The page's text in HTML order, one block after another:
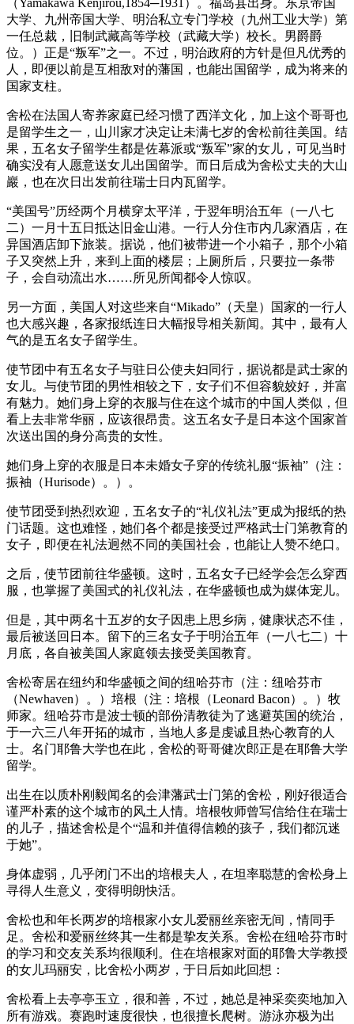
（Yamakawa Kenjirou,1854─1931）。福岛县出身。东京帝国
大学、九州帝国大学、明治私立专门学校（九州工业大学）第
一任总裁，旧制武藏高等学校（武藏大学）校长。男爵爵
位。）正是“叛军”之一。不过，明治政府的方针是但凡优秀的
人，即便以前是互相敌对的藩国，也能出国留学，成为将来的
国家支柱。
舍松在法国人寄养家庭已经习惯了西洋文化，加上这个哥哥也
是留学生之一，山川家才决定让未满七岁的舍松前往美国。结
果，五名女子留学生都是佐幕派或“叛军”家的女儿，可见当时
确实没有人愿意送女儿出国留学。而日后成为舍松丈夫的大山
巖，也在次日出发前往瑞士日内瓦留学。
“美国号”历经两个月横穿太平洋，于翌年明治五年（一八七
二）一月十五日抵达旧金山港。一行人分住市内几家酒店，在
异国酒店卸下旅装。据说，他们被带进一个小箱子，那个小箱
子又突然上升，来到上面的楼层；上厕所后，只要拉一条带
子，会自动流出水……所见所闻都令人惊叹。
另一方面，美国人对这些来自“Mikado”（天皇）国家的一行人
也大感兴趣，各家报纸连日大幅报导相关新闻。其中，最有人
气的是五名女子留学生。
使节团中有五名女子与驻日公使夫妇同行，据说都是武士家的
女儿。与使节团的男性相较之下，女子们不但容貌姣好，并富
有魅力。她们身上穿的衣服与住在这个城市的中国人类似，但
看上去非常华丽，应该很昂贵。这五名女子是日本这个国家首
次送出国的身分高贵的女性。
她们身上穿的衣服是日本未婚女子穿的传统礼服“振袖”（注：
振袖（Hurisode）。）。
使节团受到热烈欢迎，五名女子的“礼仪礼法”更成为报纸的热
门话题。这也难怪，她们各个都是接受过严格武士门第教育的
女子，即便在礼法迥然不同的美国社会，也能让人赞不绝口。
之后，使节团前往华盛顿。这时，五名女子已经学会怎么穿西
服，也掌握了美国式的礼仪礼法，在华盛顿也成为媒体宠儿。
但是，其中两名十五岁的女子因患上思乡病，健康状态不佳，
最后被送回日本。留下的三名女子于明治五年（一八七二）十
月底，各自被美国人家庭领去接受美国教育。
舍松寄居在纽约和华盛顿之间的纽哈芬市（注：纽哈芬市
（Newhaven）。）培根（注：培根（Leonard Bacon）。）牧
师家。纽哈芬市是波士顿的部份清教徒为了逃避英国的统治，
于一六三八年开拓的城市，当地人多是虔诚且热心教育的人
士。名门耶鲁大学也在此，舍松的哥哥健次郎正是在耶鲁大学
留学。
出生在以质朴刚毅闻名的会津藩武士门第的舍松，刚好很适合
谨严朴素的这个城市的风土人情。培根牧师曾写信给住在瑞士
的儿子，描述舍松是个“温和并值得信赖的孩子，我们都沉迷
于她”。
身体虚弱，几乎闭门不出的培根夫人，在坦率聪慧的舍松身上
寻得人生意义，变得明朗快活。
舍松也和年长两岁的培根家小女儿爱丽丝亲密无间，情同手
足。舍松和爱丽丝终其一生都是挚友关系。舍松在纽哈芬市时
的学习和交友关系均很顺利。住在培根家对面的耶鲁大学教授
的女儿玛丽安，比舍松小两岁，于日后如此回想：
舍松看上去亭亭玉立，很和善，不过，她总是神采奕奕地加入
所有游戏。赛跑时速度很快，也很擅长爬树。游泳亦极为出